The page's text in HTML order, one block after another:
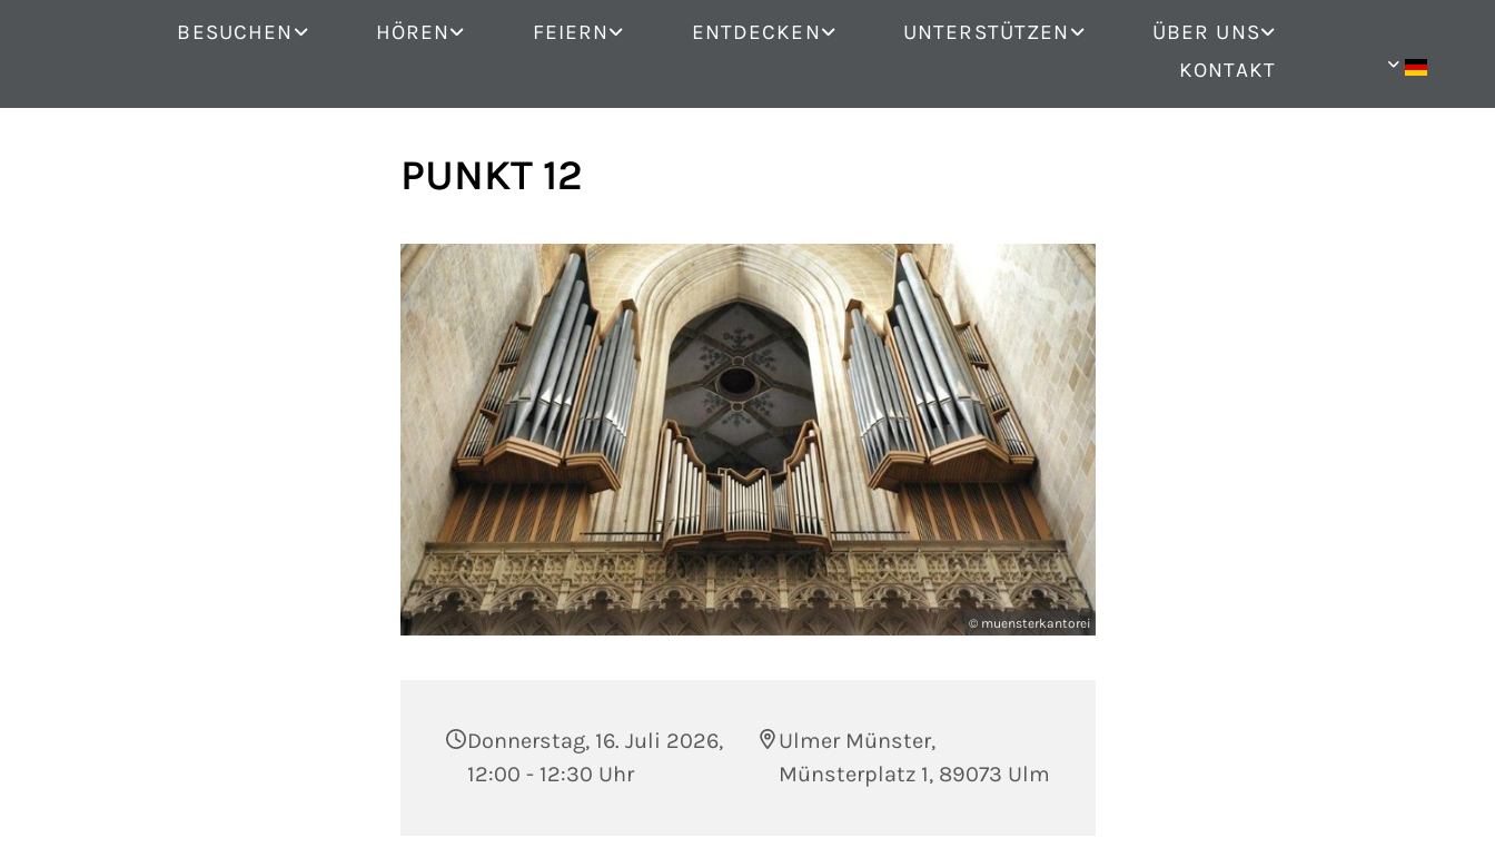
BESUCHEN HÖREN FEIERN ENTDECKEN UNTERSTÜTZEN
ÜBER UNS
KONTAKT
PUNKT 12
© muensterkantorei
Donnerstag, 16. Juli 2026,
12:00 - 12:30 Uhr
Ulmer Münster,
Münsterplatz 1, 89073 Ulm